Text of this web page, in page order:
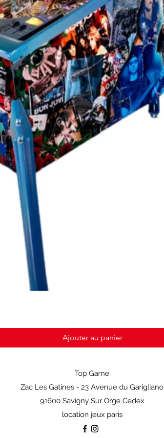
Ajouter au panier
Top Game
Zac Les Gatines - 23 Avenue du Garigliano
91600 Savigny Sur Orge Cedex
location jeux paris